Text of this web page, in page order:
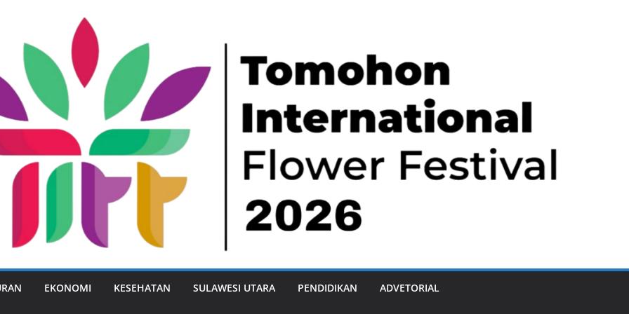
EKONOMI KESEHATAN SULAWESI UTARA PENDIDIKAN ADVETORIAL